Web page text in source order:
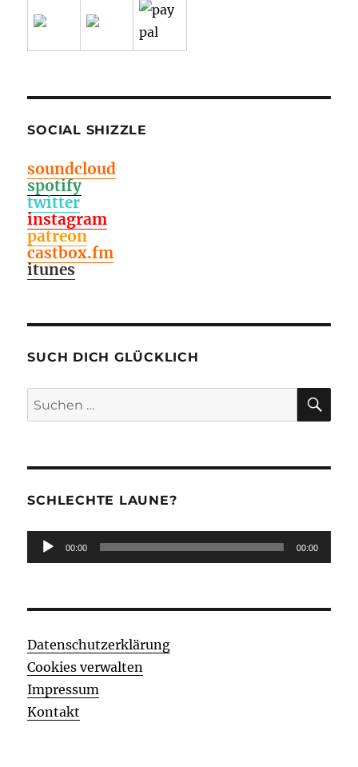
SOCIAL SHIZZLE
soundcloud
spotify
twitter
instagram
patreon
castbox.fm
itunes
SUCH DICH GLÜCKLICH
Suchen
nach:
SCHLECHTE LAUNE?
Audio-
Player
00:00 00:00
Datenschutzerklärung
Cookies verwalten
Impressum
Kontakt